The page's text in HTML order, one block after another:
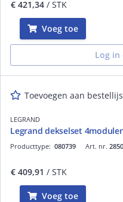
€ 421,34 / STK
Voeg toe
Log
Toevoegen aan
LEGRAND
Legrand dekselset
Art. nr.
Producttype: 080739
€ 409,91 / STK
Voeg toe